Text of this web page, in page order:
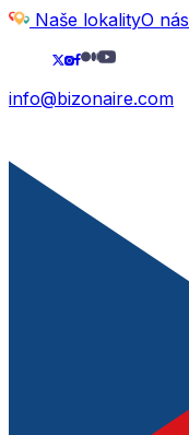
Naše lokalityO nás
info@bizonaire.com